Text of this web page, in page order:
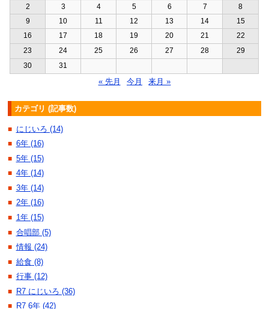
2
3 4 5 6 7
8
9
10 11 12 13 14
15
16
17 18 19 20 21
22
23
24 25 26 27 28
29
30
31
« 先月 今月 来月 »
カテゴリ (記事数)
■ にじいろ (14)
■ 6年 (16)
■ 5年 (15)
■ 4年 (14)
■ 3年 (14)
■ 2年 (16)
■ 1年 (15)
■ 合唱部 (5)
■ 情報 (24)
■ 給食 (8)
■ 行事 (12)
■ R7 にじいろ (36)
■ R7 6年 (42)